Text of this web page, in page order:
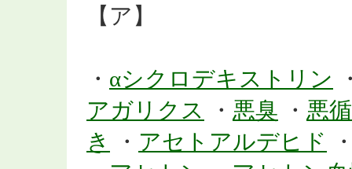
【ア】
・ αシクロデキストリン
アガリクス
・ 悪臭 ・ 悪
き
・ アセトアルデヒド